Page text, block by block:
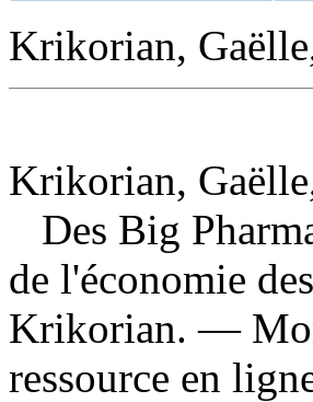
Krikorian,
Krikorian,
Des Big
de l'économie
Krikorian. —
ressource en